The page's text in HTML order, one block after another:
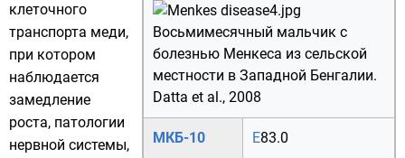
Восьмимесячный мальчик с
болезнью Менкеса из сельской
местности в Западной Бенгалии.
Datta et al., 2008
МКБ-10 E83.0
клеточного
транспорта меди,
при котором
наблюдается
замедление
роста, патологии
нервной системы,